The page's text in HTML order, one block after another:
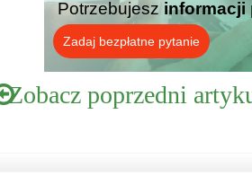
Potrzebujesz informacji
Zadaj bezpłatne pytanie
Zobacz poprzedni